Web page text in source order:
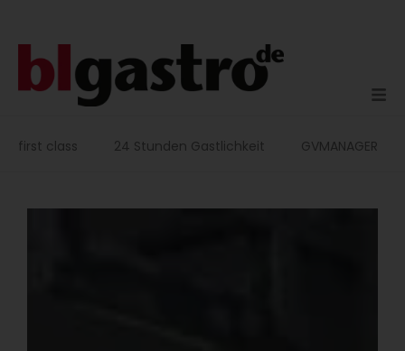
first class 24 Stunden Gastlichkeit GVMANAGER